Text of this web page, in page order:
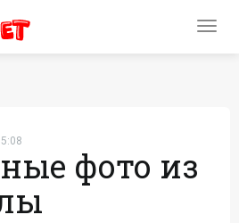
фото из